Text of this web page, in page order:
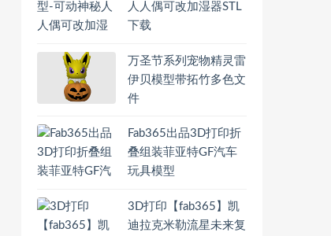
人人偶可改加湿器STL
下载
万圣节系列宠物精灵雷
伊贝模型带拓竹多色文
件
Fab365出品3D打印折
叠组装菲亚特GF汽车
玩具模型
3D打印【fab365】凯
迪拉克米勒流星未来复